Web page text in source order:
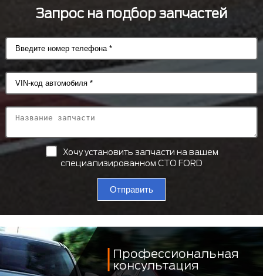
Запрос на подбор запчастей
Хочу установить запчасти на вашем
специализированном СТО FORD
Отправить
Профессиональная
консультация